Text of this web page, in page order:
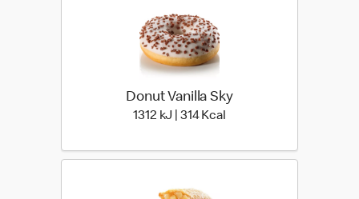
Donut Vanilla Sky
1312 kJ | 314 Kcal